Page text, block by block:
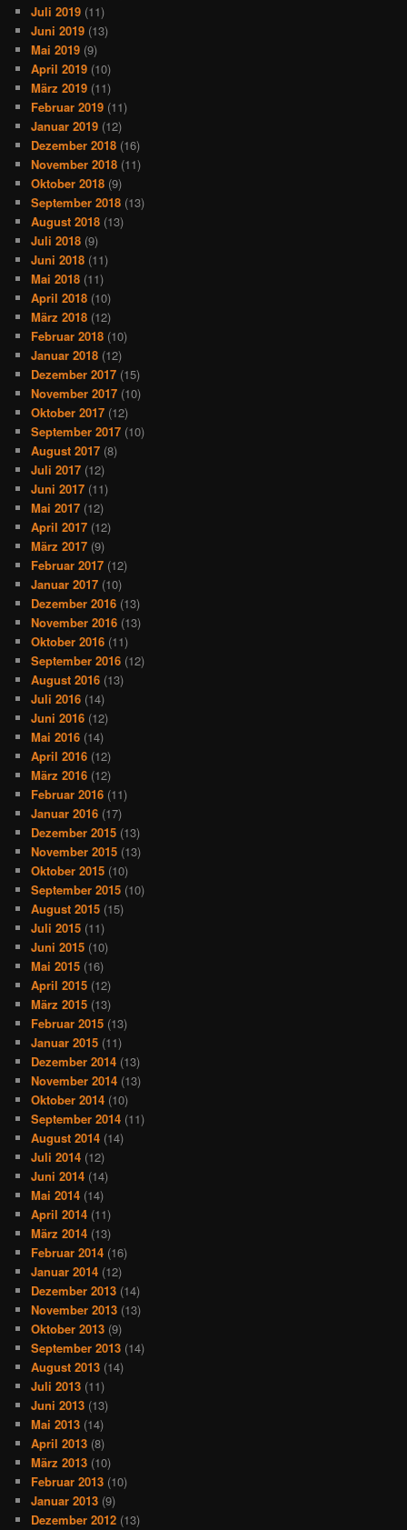
Juli 2019 (11)
Juni 2019 (13)
Mai 2019 (9)
April 2019 (10)
März 2019 (11)
Februar 2019 (11)
Januar 2019 (12)
Dezember 2018 (16)
November 2018 (11)
Oktober 2018 (9)
September 2018 (13)
August 2018 (13)
Juli 2018 (9)
Juni 2018 (11)
Mai 2018 (11)
April 2018 (10)
März 2018 (12)
Februar 2018 (10)
Januar 2018 (12)
Dezember 2017 (15)
November 2017 (10)
Oktober 2017 (12)
September 2017 (10)
August 2017 (8)
Juli 2017 (12)
Juni 2017 (11)
Mai 2017 (12)
April 2017 (12)
März 2017 (9)
Februar 2017 (12)
Januar 2017 (10)
Dezember 2016 (13)
November 2016 (13)
Oktober 2016 (11)
September 2016 (12)
August 2016 (13)
Juli 2016 (14)
Juni 2016 (12)
Mai 2016 (14)
April 2016 (12)
März 2016 (12)
Februar 2016 (11)
Januar 2016 (17)
Dezember 2015 (13)
November 2015 (13)
Oktober 2015 (10)
September 2015 (10)
August 2015 (15)
Juli 2015 (11)
Juni 2015 (10)
Mai 2015 (16)
April 2015 (12)
März 2015 (13)
Februar 2015 (13)
Januar 2015 (11)
Dezember 2014 (13)
November 2014 (13)
Oktober 2014 (10)
September 2014 (11)
August 2014 (14)
Juli 2014 (12)
Juni 2014 (14)
Mai 2014 (14)
April 2014 (11)
März 2014 (13)
Februar 2014 (16)
Januar 2014 (12)
Dezember 2013 (14)
November 2013 (13)
Oktober 2013 (9)
September 2013 (14)
August 2013 (14)
Juli 2013 (11)
Juni 2013 (13)
Mai 2013 (14)
April 2013 (8)
März 2013 (10)
Februar 2013 (10)
Januar 2013 (9)
Dezember 2012 (13)